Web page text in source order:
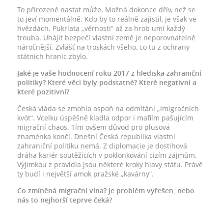
To přirozeně nastat může. Možná dokonce dřív, než se
to jeví momentálně. Kdo by to reálně zajistil, je však ve
hvězdách. Pukrlata „věrnosti“ až za hrob umí každý
trouba. Uhájit bezpečí vlastní země je neporovnatelně
náročnější. Zvlášť na troskách všeho, co tu z ochrany
státních hranic zbylo.
Jaké je vaše hodnocení roku 2017 z hlediska zahraniční
politiky? Které věci byly podstatné? Které negativní a
které pozitivní?
Česká vláda se zmohla aspoň na odmítání „imigračních
kvót“. Vcelku úspěšně kladla odpor i mafiím pašujícím
migrační chaos. Tím ovšem důvod pro plusová
znaménka končí. Dnešní Česká republika vlastní
zahraniční politiku nemá. Z diplomacie je dostihová
dráha kariér soutěžících v poklonkování cizím zájmům.
Výjimkou z pravidla jsou některé kroky hlavy státu. Právě
ty budí i největší amok pražské „kavárny“.
Co zmíněná migrační vlna? Je problém vyřešen, nebo
nás to nejhorší teprve čeká?